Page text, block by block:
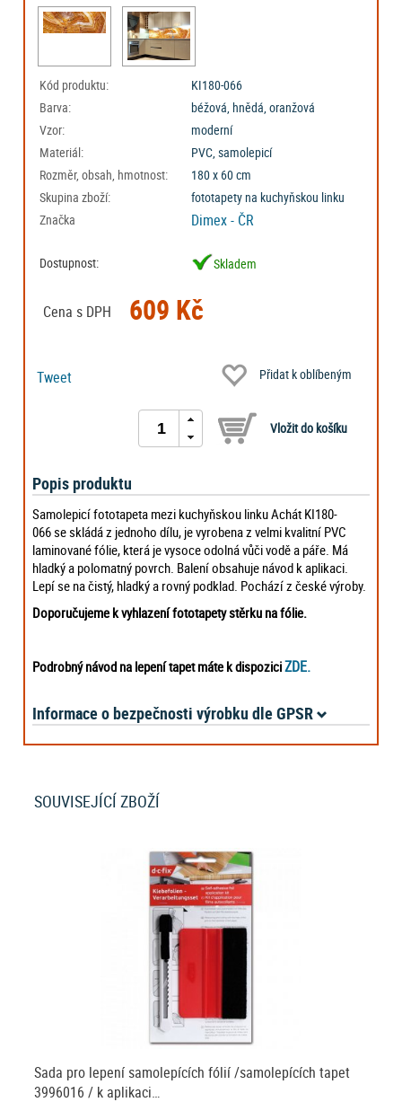
Kód produktu:
KI180-066
Barva:
béžová, hnědá, oranžová
Vzor:
moderní
Materiál:
PVC, samolepicí
Rozměr, obsah, hmotnost:
180 x 60 cm
Skupina zboží:
fototapety na kuchyňskou linku
Značka
Dimex - ČR
Dostupnost: Skladem
Cena s DPH 609 Kč
Tweet Přidat k oblíbeným
Popis produktu
Samolepicí fototapeta mezi kuchyňskou linku Achát KI180-
066 se skládá z jednoho dílu, je vyrobena z velmi kvalitní PVC
laminované fólie, která je vysoce odolná vůči vodě a páře. Má
hladký a polomatný povrch. Balení obsahuje návod k aplikaci.
Lepí se na čistý, hladký a rovný podklad. Pochází z české výroby.
Doporučujeme k vyhlazení fototapety stěrku na fólie.
Podrobný návod na lepení tapet máte k dispoziciZDE.
Informace o bezpečnosti výrobku dle GPSR
SOUVISEJÍCÍ ZBOŽÍ
Sada pro lepení samolepících fólií /samolepících tapet
3996016 / k aplikaci…